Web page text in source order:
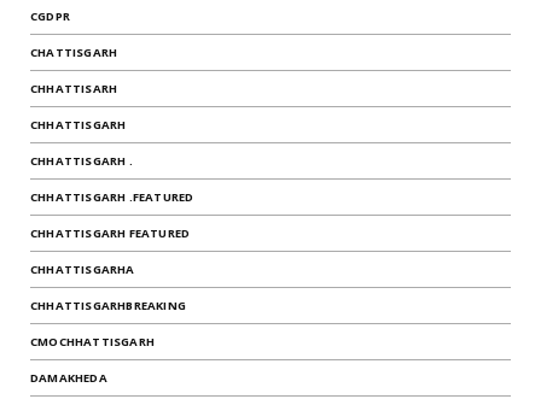
CGDPR
CHATTISGARH
CHHATTISARH
CHHATTISGARH
CHHATTISGARH .
CHHATTISGARH .FEATURED
CHHATTISGARH FEATURED
CHHATTISGARHA
CHHATTISGARHBREAKING
CMOCHHATTISGARH
DAMAKHEDA